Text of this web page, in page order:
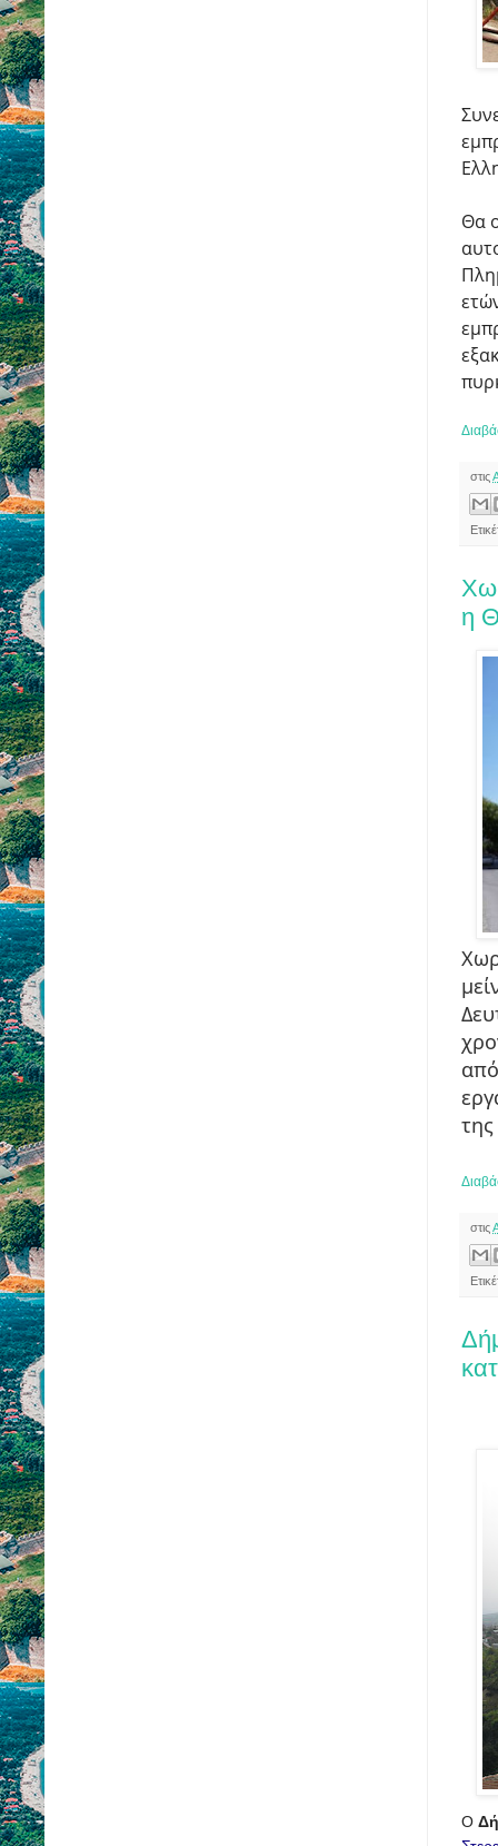
Θα
στις
η
στις
Ο